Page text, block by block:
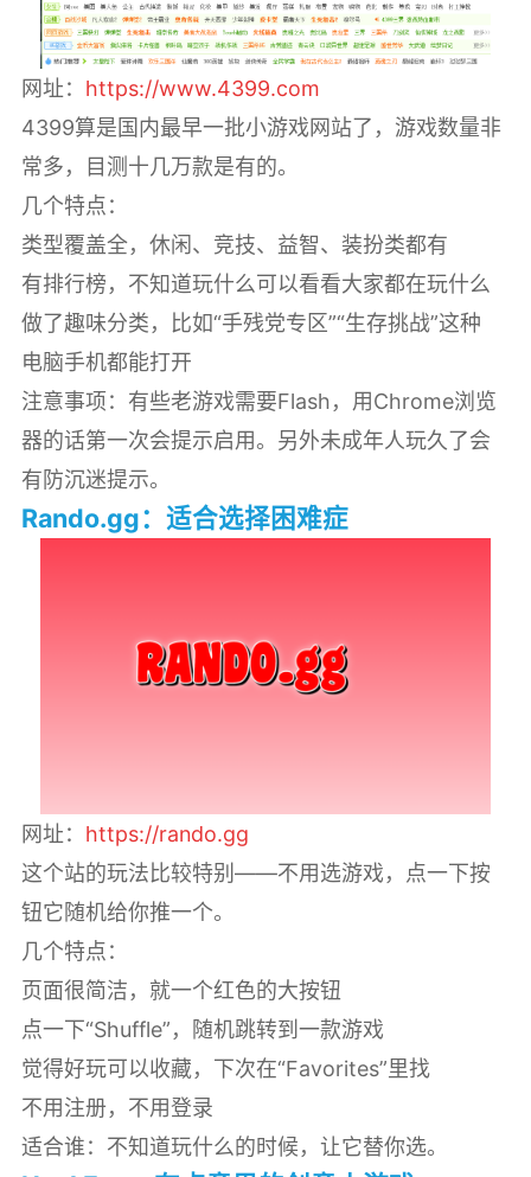
网址： https://www.4399.com
4399算是国内最早一批小游戏网站了，游戏数量非
常多，目测十几万款是有的。
几个特点：
类型覆盖全，休闲、竞技、益智、装扮类都有
有排行榜，不知道玩什么可以看看大家都在玩什么
做了趣味分类，比如“手残党专区”“生存挑战”这种
电脑手机都能打开
注意事项：有些老游戏需要Flash，用Chrome浏览
器的话第一次会提示启用。另外未成年人玩久了会
有防沉迷提示。
Rando.gg：适合选择困难症
网址： https://rando.gg
这个站的玩法比较特别——不用选游戏，点一下按
钮它随机给你推一个。
几个特点：
页面很简洁，就一个红色的大按钮
点一下“Shuffle”，随机跳转到一款游戏
觉得好玩可以收藏，下次在“Favorites”里找
不用注册，不用登录
适合谁：不知道玩什么的时候，让它替你选。